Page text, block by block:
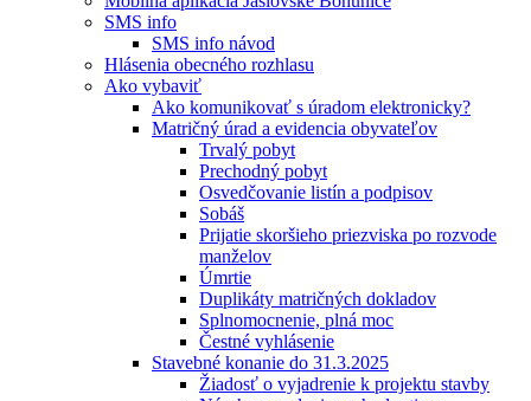
SMS info
SMS info návod
Hlásenia obecného rozhlasu
Ako vybaviť
Ako komunikovať s úradom elektronicky?
Matričný úrad a evidencia obyvateľov
Trvalý pobyt
Prechodný pobyt
Osvedčovanie listín a podpisov
Sobáš
Prijatie skoršieho priezviska po rozvode
manželov
Úmrtie
Duplikáty matričných dokladov
Splnomocnenie, plná moc
Čestné vyhlásenie
Stavebné konanie do 31.3.2025
Žiadosť o vyjadrenie k projektu stavby